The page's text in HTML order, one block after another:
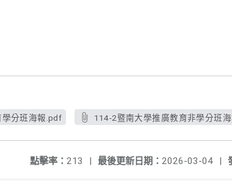
分班海報.pdf 114-2暨南大學推廣教育非學分班
最後更新日期： 2026-03-04 |
點擊率： 213 |